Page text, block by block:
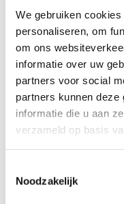
personaliseren, om
om ons
informatie over uw
partners voor social
partners kunnen deze
informatie die u aan
verzameld op basis
Toestemmingsselectie